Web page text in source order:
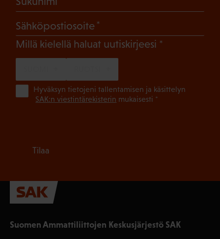
Suomen Ammattiliittojen Keskusjärjestö SAK
Sähköpostiosoite
Millä kielellä haluat uutiskirjeesi (Pakollinen)
Hyväksyn tietojeni tallentamisen ja käsittelyn
SAK:n viestintärekisterin mukaisesti *
Tilaa